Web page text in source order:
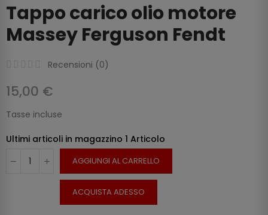
Tappo carico olio motore
Massey Ferguson Fendt
Recensioni (0)
15,00 €
Tasse incluse
Ultimi articoli in magazzino 1 Articolo
AGGIUNGI AL CARRELLO
ACQUISTA ADESSO